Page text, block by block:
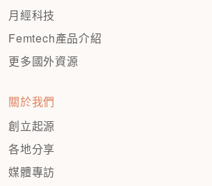
月經科技
Femtech產品介紹
更多國外資源
關於我們
創立起源
各地分享
媒體專訪